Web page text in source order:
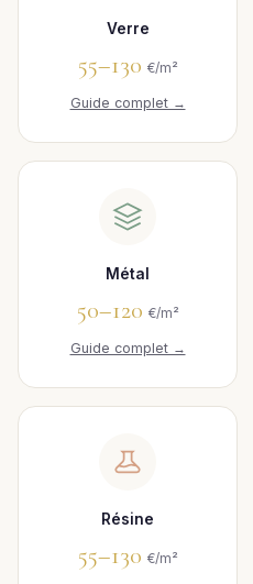
Verre
55–130 €/m²
Guide complet →
Métal
50–120 €/m²
Guide complet →
Résine
55–130 €/m²